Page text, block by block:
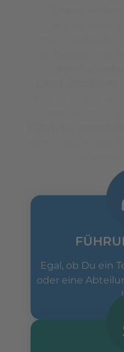
Egal, ob Du ein
oder eine